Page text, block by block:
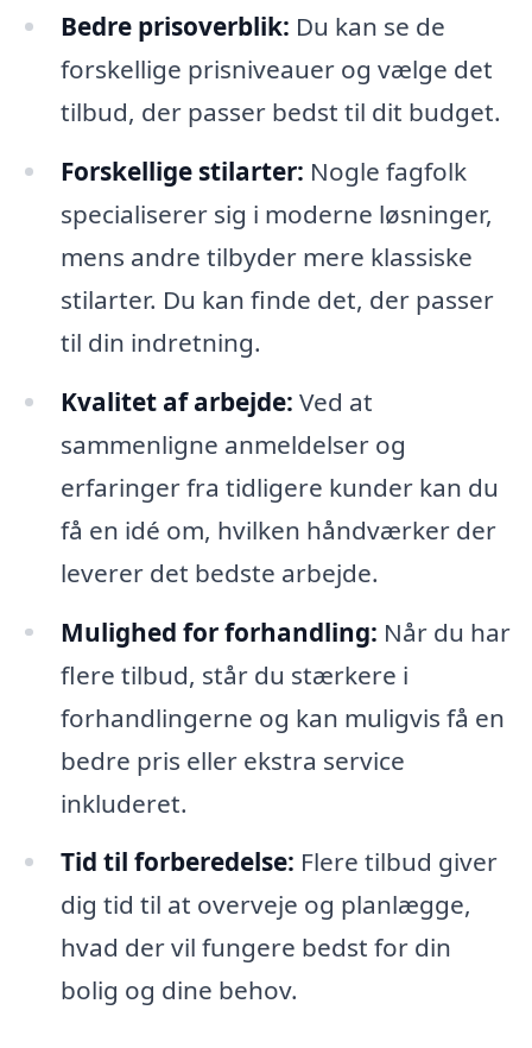
Bedre prisoverblik: Du kan se de
forskellige prisniveauer og vælge det
tilbud, der passer bedst til dit budget.
Forskellige stilarter: Nogle fagfolk
specialiserer sig i moderne løsninger,
mens andre tilbyder mere klassiske
stilarter. Du kan finde det, der passer
til din indretning.
Kvalitet af arbejde: Ved at
sammenligne anmeldelser og
erfaringer fra tidligere kunder kan du
få en idé om, hvilken håndværker der
leverer det bedste arbejde.
Mulighed for forhandling: Når du har
flere tilbud, står du stærkere i
forhandlingerne og kan muligvis få en
bedre pris eller ekstra service
inkluderet.
Tid til forberedelse: Flere tilbud giver
dig tid til at overveje og planlægge,
hvad der vil fungere bedst for din
bolig og dine behov.